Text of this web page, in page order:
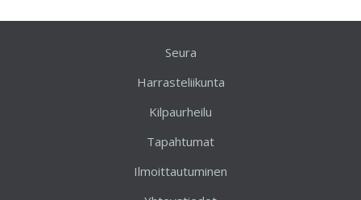
Seura
Harrasteliikunta
Kilpaurheilu
Tapahtumat
Ilmoittautuminen